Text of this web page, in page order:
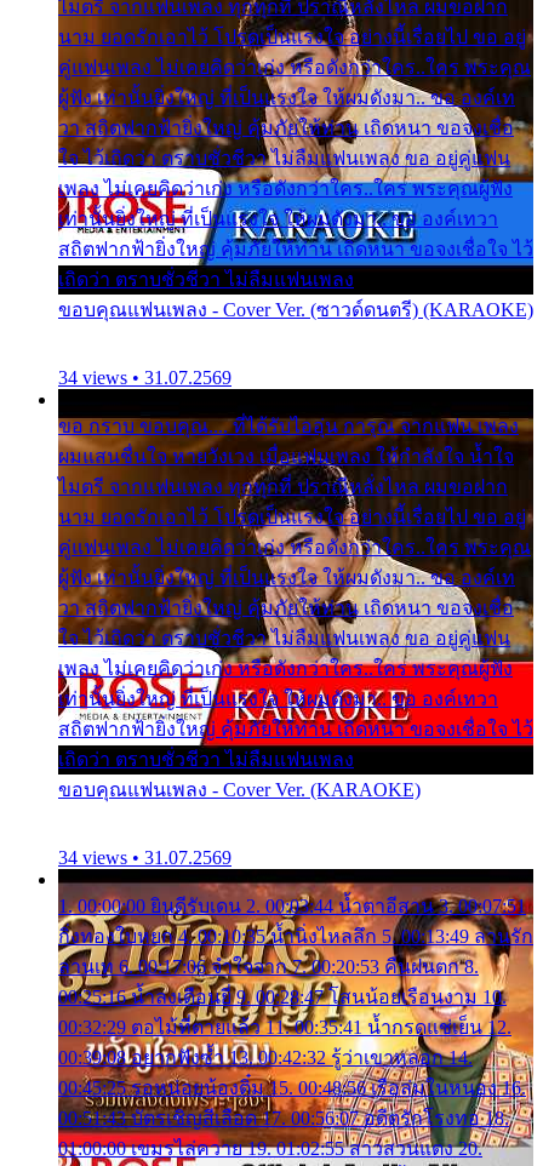
ไมตรี จากแฟนเพลง ทุกทุกที่ ปราณีหลั่งไหล ผมขอฝาก
นาม ยอดรักเอาไว้ โปรดเป็นแรงใจ อย่างนี้เรื่อยไป ขอ อยู่
คู่แฟนเพลง ไม่เคยคิดว่าเก่ง หรือดังกว่าใคร..ใคร พระคุณ
ผู้ฟัง เท่านั้นยิ่งใหญ่ ที่เป็นแรงใจ ให้ผมดังมา.. ขอ องค์เท
วา สถิตฟากฟ้ายิ่งใหญ่ คุ้มภัยให้ท่าน เถิดหนา ขอจงเชื่อ
ใจ ไว้เถิดว่า ตราบชั่วชีวา ไม่ลืมแฟนเพลง ขอ อยู่คู่แฟน
เพลง ไม่เคยคิดว่าเก่ง หรือดังกว่าใคร..ใคร พระคุณผู้ฟัง
เท่านั้นยิ่งใหญ่ ที่เป็นแรงใจ ให้ผมดังมา.. ขอ องค์เทวา
สถิตฟากฟ้ายิ่งใหญ่ คุ้มภัยให้ท่าน เถิดหนา ขอจงเชื่อใจ ไว้
เถิดว่า ตราบชั่วชีวา ไม่ลืมแฟนเพลง
ขอบคุณแฟนเพลง - Cover Ver. (ซาวด์ดนตรี) (KARAOKE)
34 views • 31.07.2569
ขอ กราบ ขอบคุณ.... ที่ได้รับไออุ่น การุณ จากแฟน เพลง
ผมแสนชื่นใจ หายวังเวง เมื่อแฟนเพลง ให้กำลังใจ น้ำใจ
ไมตรี จากแฟนเพลง ทุกทุกที่ ปราณีหลั่งไหล ผมขอฝาก
นาม ยอดรักเอาไว้ โปรดเป็นแรงใจ อย่างนี้เรื่อยไป ขอ อยู่
คู่แฟนเพลง ไม่เคยคิดว่าเก่ง หรือดังกว่าใคร..ใคร พระคุณ
ผู้ฟัง เท่านั้นยิ่งใหญ่ ที่เป็นแรงใจ ให้ผมดังมา.. ขอ องค์เท
วา สถิตฟากฟ้ายิ่งใหญ่ คุ้มภัยให้ท่าน เถิดหนา ขอจงเชื่อ
ใจ ไว้เถิดว่า ตราบชั่วชีวา ไม่ลืมแฟนเพลง ขอ อยู่คู่แฟน
เพลง ไม่เคยคิดว่าเก่ง หรือดังกว่าใคร..ใคร พระคุณผู้ฟัง
เท่านั้นยิ่งใหญ่ ที่เป็นแรงใจ ให้ผมดังมา.. ขอ องค์เทวา
สถิตฟากฟ้ายิ่งใหญ่ คุ้มภัยให้ท่าน เถิดหนา ขอจงเชื่อใจ ไว้
เถิดว่า ตราบชั่วชีวา ไม่ลืมแฟนเพลง
ขอบคุณแฟนเพลง - Cover Ver. (KARAOKE)
34 views • 31.07.2569
1. 00:00:00 ยินดีรับเดน 2. 00:03:44 น้ำตาอีสาน 3. 00:07:51
กิ่งทองใบหยก 4. 00:10:35 น้ำนิ่งไหลลึก 5. 00:13:49 ลานรัก
ลานเท 6. 00:17:06 จำใจจาก 7. 00:20:53 คืนฝนตก 8.
00:25:16 น้ำลงเดือนยี่ 9. 00:28:47 โสนน้อยเรือนงาม 10.
00:32:29 ตอไม้ที่ตายแล้ว 11. 00:35:41 น้ำกรดแช่เย็น 12.
00:39:08 อยากฟังซ้ำ 13. 00:42:32 รู้ว่าเขาหลอก 14.
00:45:25 รอหน่อยน้องติ๋ม 15. 00:48:56 เรือล่มในหนอง 16.
00:51:43 บัตรเชิญสีเลือด 17. 00:56:07 อดีตรักโรงทอ 18.
01:00:00 เขมรไล่ควาย 19. 01:02:55 สาวสวนแตง 20.